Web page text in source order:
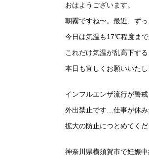
おはようございます。
朝霧ですね〜。最近、ず
今日は気温も17℃程度ま
これだけ気温が乱高下す
本日も宜しくお願いいたし
インフルエンザ流行が警
外出禁止です…仕事が休み
拡大の防止につとめてくだ
神奈川県横須賀市で妊娠